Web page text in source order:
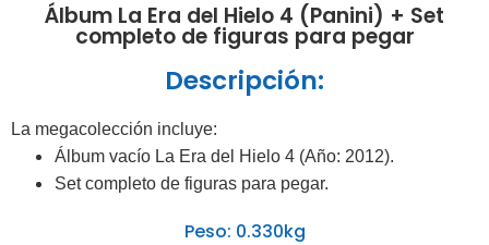
Álbum La Era del Hielo 4 (Panini) + Set
completo de figuras para pegar
Descripción:
La megacolección incluye:
Álbum vacío La Era del Hielo 4 (Año: 2012).
Set completo de figuras para pegar.
Peso: 0.330kg